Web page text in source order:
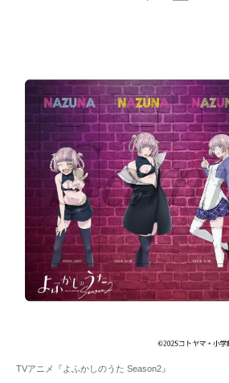
TVアニメ『よふかしのうた Season2』